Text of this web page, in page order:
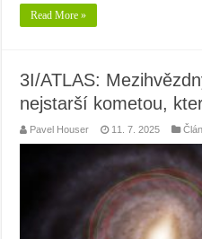
Read More »
3I/ATLAS:
nejstarší kometou,
Pavel Houser 11. 7. 2025